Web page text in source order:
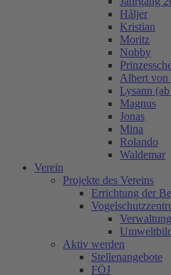
Håljer
Kristian
Moritz
Nobby
Albert von
Lysann
Magnus
Jonas
Mina
Rolando
Waldemar
Verein
Projekte des Vereins
Errichtung der
Aktiv werden
Stellenangebote
FÖJ